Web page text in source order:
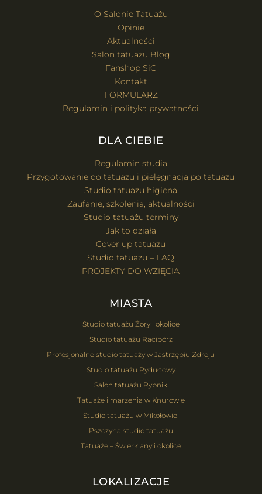
O Salonie Tatuażu
Opinie
Aktualności
Salon tatuażu Blog
Fanshop SiC
Kontakt
FORMULARZ
Regulamin i polityka prywatności
DLA CIEBIE
Regulamin studia
Przygotowanie do tatuażu i pielęgnacja po tatuażu
Studio tatuażu higiena
Zaufanie, szkolenia, aktualności
Studio tatuażu terminy
Jak to działa
Cover up tatuażu
Studio tatuażu – FAQ
PROJEKTY DO WZIĘCIA
MIASTA
Studio tatuażu Żory i okolice
Studio tatuażu Racibórz
Profesjonalne studio tatuaży w Jastrzębiu Zdroju
Studio tatuażu Rydułtowy
Salon tatuażu Rybnik
Tatuaże i marzenia w Knurowie
Studio tatuażu w Mikołowie!
Pszczyna studio tatuażu
Tatuaże – Świerklany i okolice
LOKALIZACJE